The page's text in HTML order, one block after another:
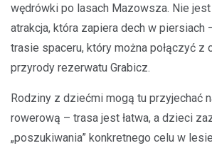
wędrówki po lasach Mazowsza. Nie
atrakcja, która zapiera dech w piersiach
trasie spaceru, który można połączyć z
przyrody rezerwatu Grabicz.
Rodziny z dziećmi mogą tu przyjechać
rowerową – trasa jest łatwa, a dzieci
„poszukiwania” konkretnego celu w